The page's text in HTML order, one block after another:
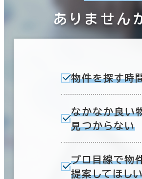
ありません
物件を探す時
なかなか良い
見つからない
プロ目線で物
提案してほし